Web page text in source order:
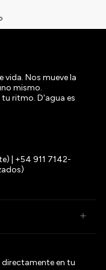
vida. Nos mueve la
mismo.
ritmo. D'agua es
| +54 911 7142-
directamente en tu